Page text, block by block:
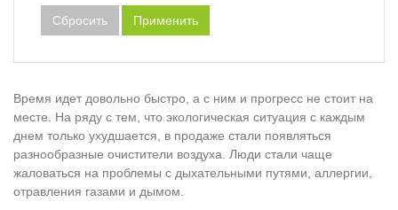
Сбросить Применить
Время идет довольно быстро, а с ним и прогресс не стоит на
месте. На ряду с тем, что экологическая ситуация с каждым
днем только ухудшается, в продаже стали появляться
разнообразные очистители воздуха. Люди стали чаще
жаловаться на проблемы с дыхательными путями, аллергии,
отравления газами и дымом.